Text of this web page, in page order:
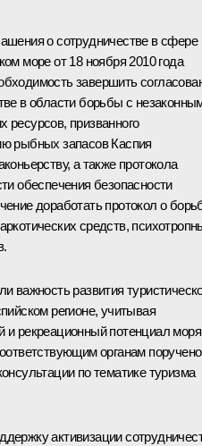
о сотрудничестве в сфере
море от 18 ноября 2010 года
завершить
в области борьбы с
ресурсов, призванного
рыбных запасов Каспия
а также протокола
обеспечения безопасности
доработать протокол о
средств,
важность развития
регионе, учитывая
и рекреационный потенциал моря
органам поручено
по тематике туризма
активизации